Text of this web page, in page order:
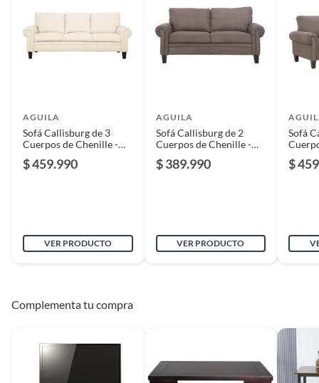
Productos en combo No
Modelo Callisburg S7176D62
Ancho
Garantía
AGUILA
Sofá Callisburg de 3
Cuerpos de Chenille -
$ 459.990
VER PRODUCTO
AGUILA
Sofá Callisburg de 2
Cuerpos de Chenille -
$ 389.990
VER PRODUCTO
Sofá
$
Complementa tu compra